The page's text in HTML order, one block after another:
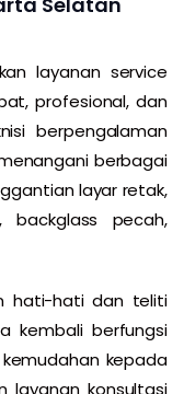
layanan service
profesional, dan
berpengalaman
berbagai
layar retak,
backglass pecah,
hati-hati dan teliti
kembali berfungsi
kepada
layanan konsultasi